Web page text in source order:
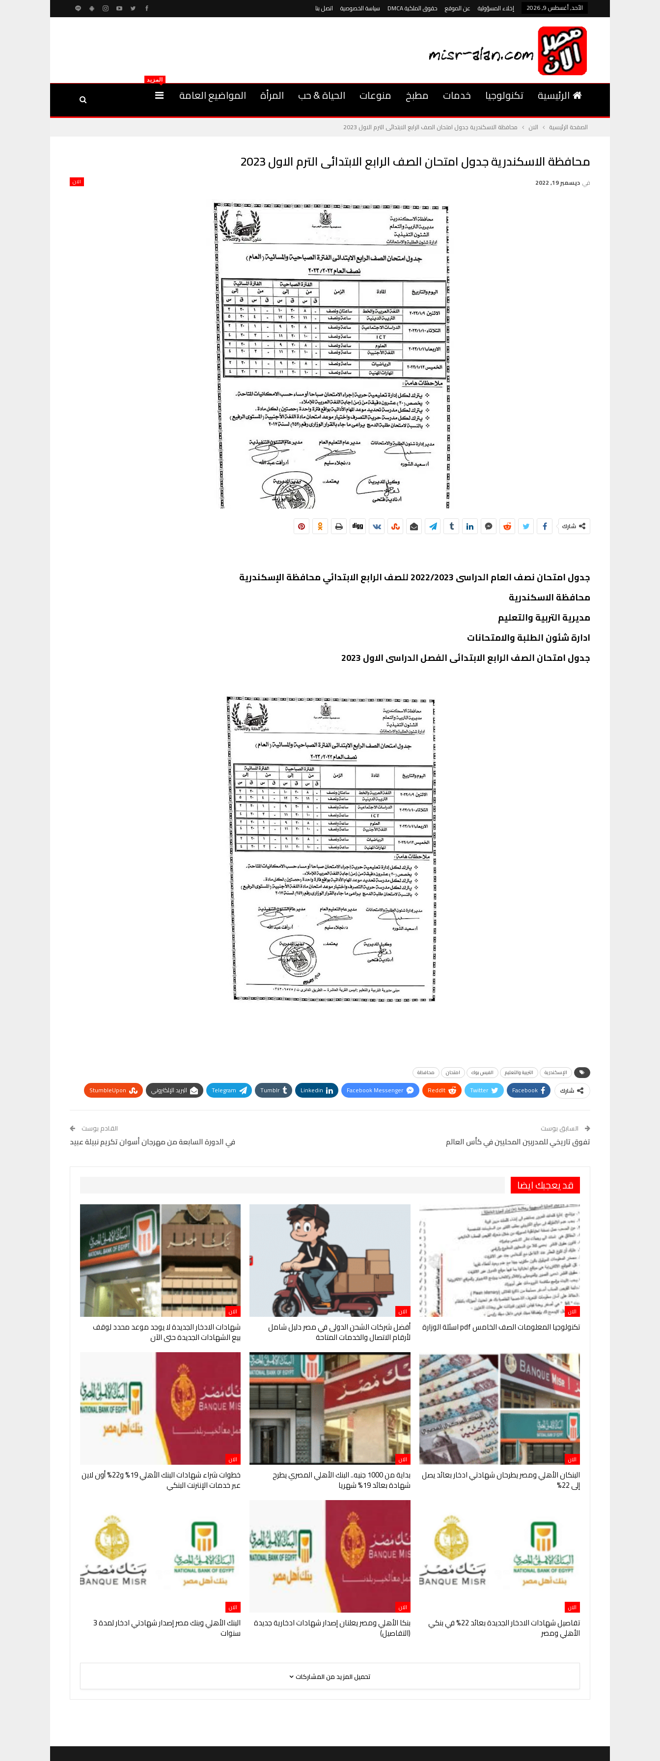
الأحد, أغسطس 9, 2026 إخلاء المسؤولية عن الموقع حقوق الملكية DMCA سياسة الخصوصية اتصل بنا
الرئيسية تكنولوجيا خدمات مطبخ منوعات الحياة & حب المرأة المواضيع العامة
المزيد
الصفحة الرئيسية الان محافظة الاسكندرية جدول امتحان الصف الرابع الابتدائى الترم الاول 2023
محافظة الاسكندرية جدول امتحان الصف الرابع الابتدائى الترم الاول 2023
الان في ديسمبر 19, 2022
شارك
جدول امتحان نصف العام الدراسى 2022/2023 للصف الرابع الابتدائي محافظة الإسكندرية
محافظة الاسكندرية
مديرية التربية والتعليم
ادارة شئون الطلبة والامتحانات
جدول امتحان الصف الرابع الابتدائى الفصل الدراسى الاول 2023
الإسكندرية التربية والتعليم الفيس بوك امتحان محافظة
شارك Facebook
Twitter
ReddIt
Facebook Messenger
Linkedin
Tumblr
Telegram البريد الإلكتروني
StumbleUpon
السابق بوست
تفوق تاريخي للمدربين المحليين في كأس العالم
القادم بوست
في الدورة السابعة من مهرجان أسوان تكريم نبيلة عبيد
قد يعجبك ايضا
الان
تكنولوجيا المعلومات الصف الخامس pdf اسئلة الوزارة
الان
أفضل شركات الشحن الدولى في مصر دليل شامل
لأرقام الاتصال والخدمات المتاحة
الان
شهادات الادخار الجديدة لا يوجد موعد محدد لوقف
بيع الشهادات الجديدة حتى الآن
الان
البنكان الأهلي ومصر يطرحان شهادتي ادخار بعائد يصل
إلى 22%
الان
بداية من 1000 جنيه.. البنك الأهلي المصري يطرح
شهادة بعائد 19% شهريا
الان
خطوات شراء شهادات البنك الأهلي 19% و22% أون لاين
عبر خدمات الإنترنت البنكي
الان
تفاصيل شهادات الادخار الجديدة بعائد 22% في بنكي
الأهلي ومصر
الان
بنكا الأهلي ومصر يعلنان إصدار شهادات ادخارية جديدة
(التفاصيل)
الان
البنك الأهلي وبنك مصر إصدار شهادتي ادخار لمدة 3
سنوات
تحميل المزيد من المشاركات